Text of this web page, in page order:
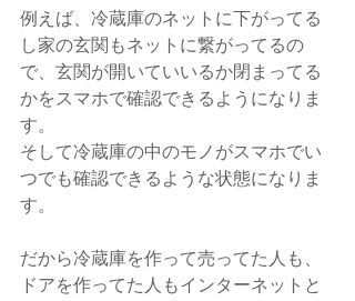
例えば、冷蔵庫のネットに下がってる
し家の玄関もネットに繋がってるの
で、玄関が開いていいるか閉まってる
かをスマホで確認できるようになりま
す。
そして冷蔵庫の中のモノがスマホでい
つでも確認できるような状態になりま
す。
だから冷蔵庫を作って売ってた人も、
ドアを作ってた人もインターネットと